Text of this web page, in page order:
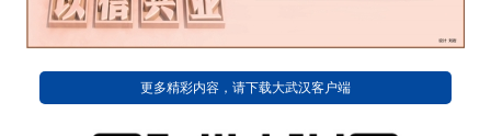
更多精彩内容，请下载大武汉客户端